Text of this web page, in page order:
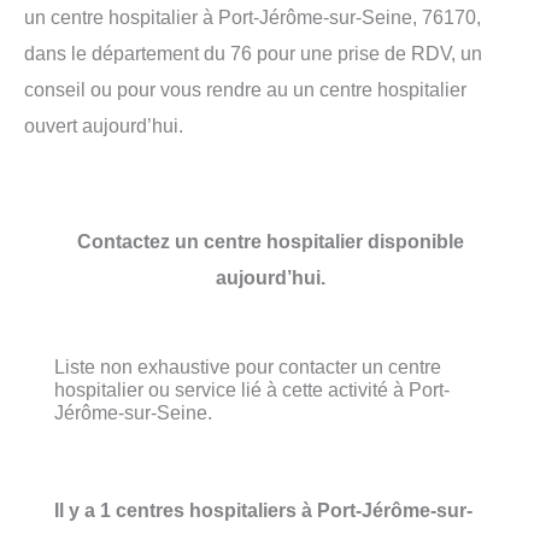
un centre hospitalier à Port-Jérôme-sur-Seine, 76170,
dans le département du 76 pour une prise de RDV, un
conseil ou pour vous rendre au un centre hospitalier
ouvert aujourd’hui.
Contactez un centre hospitalier disponible
aujourd’hui.
Liste non exhaustive pour contacter un centre
hospitalier ou service lié à cette activité à Port-
Jérôme-sur-Seine.
Il y a 1 centres hospitaliers à Port-Jérôme-sur-